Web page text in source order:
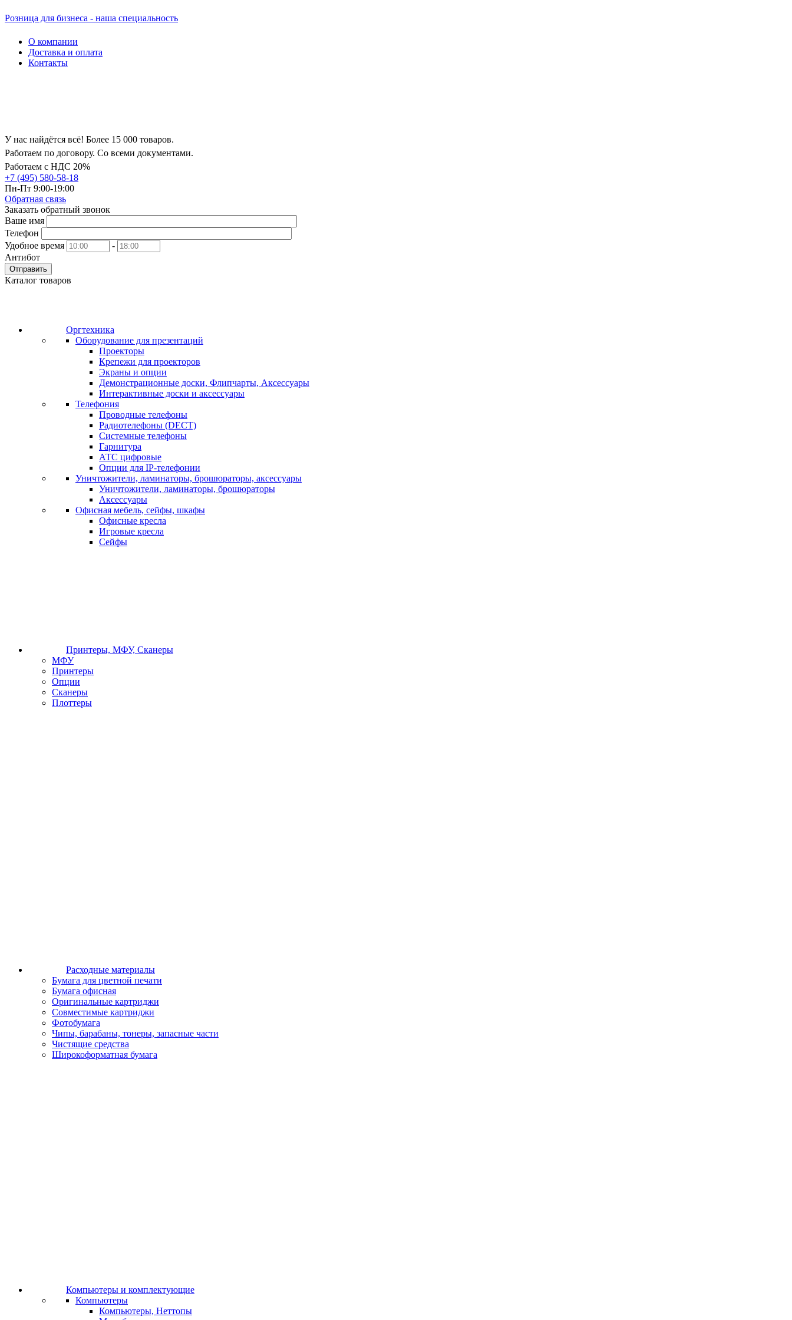
Розница для бизнеса - наша специальность
О компании
Доставка и оплата
Контакты
У нас найдётся всё! Более 15 000 товаров.
Работаем по договору. Со всеми документами.
Работаем с НДС 20%
+7 (495) 580-58-18
Пн-Пт 9:00-19:00
Обратная связь
Заказать обратный звонок
Ваше имя
Телефон
Удобное время
-
Антибот
Отправить
Каталог товаров
Оргтехника
Оборудование для презентаций
Проекторы
Крепежи для проекторов
Экраны и опции
Демонстрационные доски, Флипчарты, Аксессуары
Интерактивные доски и аксессуары
Телефония
Проводные телефоны
Радиотелефоны (DECT)
Системные телефоны
Гарнитура
АТС цифровые
Опции для IP-телефонии
Уничтожители, ламинаторы, брошюраторы, аксессуары
Уничтожители, ламинаторы, брошюраторы
Аксессуары
Офисная мебель, сейфы, шкафы
Офисные кресла
Игровые кресла
Сейфы
Принтеры, МФУ, Сканеры
МФУ
Принтеры
Опции
Сканеры
Плоттеры
Расходные материалы
Бумага для цветной печати
Бумага офисная
Оригинальные картриджи
Совместимые картриджи
Фотобумага
Чипы, барабаны, тонеры, запасные части
Чистящие средства
Широкоформатная бумага
Компьютеры и комплектующие
Компьютеры
Компьютеры, Неттопы